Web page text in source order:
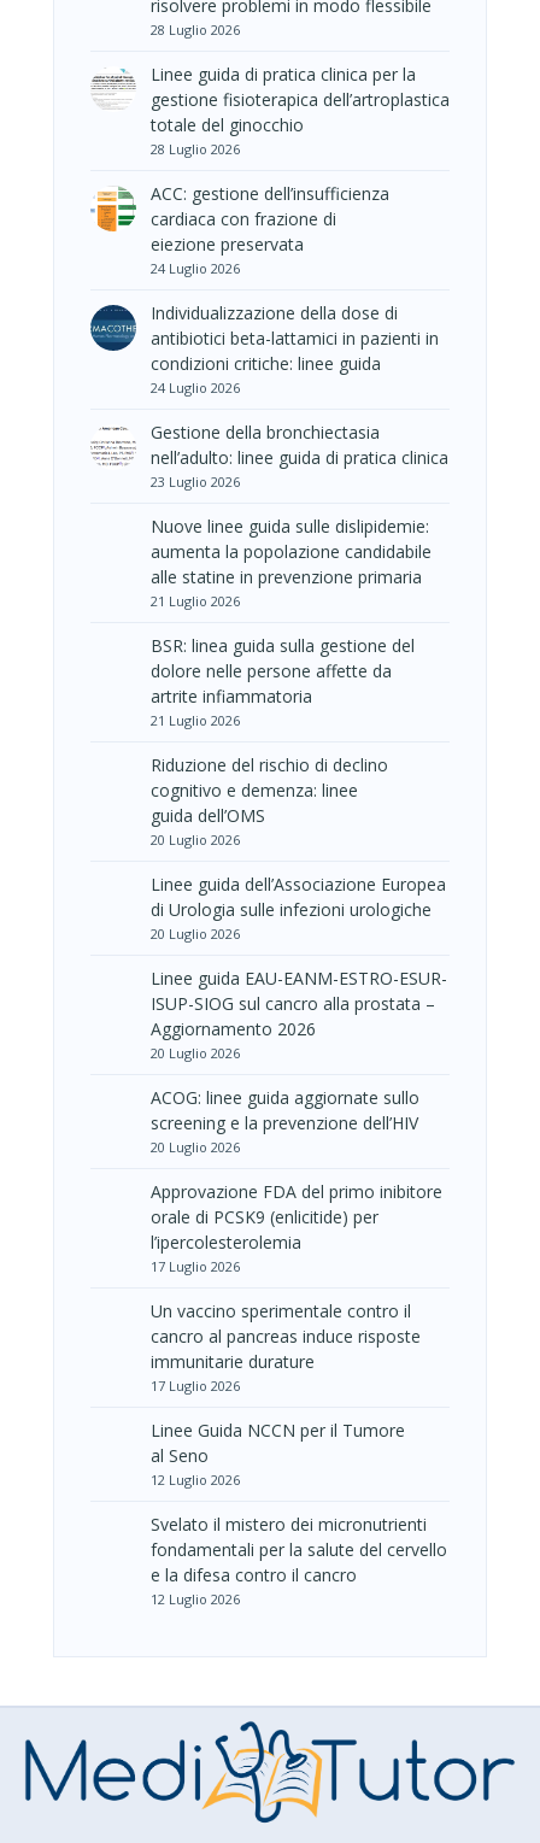
risolvere problemi in modo flessibile
28 Luglio 2026
Linee guida di pratica clinica per la
gestione fisioterapica dell’artroplastica
totale del ginocchio
28 Luglio 2026
ACC: gestione dell’insufficienza
cardiaca con frazione di
eiezione preservata
24 Luglio 2026
Individualizzazione della dose di
antibiotici beta-lattamici in pazienti in
condizioni critiche: linee guida
24 Luglio 2026
Gestione della bronchiectasia
nell’adulto: linee guida di pratica clinica
23 Luglio 2026
Nuove linee guida sulle dislipidemie:
aumenta la popolazione candidabile
alle statine in prevenzione primaria
21 Luglio 2026
BSR: linea guida sulla gestione del
dolore nelle persone affette da
artrite infiammatoria
21 Luglio 2026
Riduzione del rischio di declino
cognitivo e demenza: linee
guida dell’OMS
20 Luglio 2026
Linee guida dell’Associazione Europea
di Urologia sulle infezioni urologiche
20 Luglio 2026
Linee guida EAU-EANM-ESTRO-ESUR-
ISUP-SIOG sul cancro alla prostata –
Aggiornamento 2026
20 Luglio 2026
ACOG: linee guida aggiornate sullo
screening e la prevenzione dell’HIV
20 Luglio 2026
Approvazione FDA del primo inibitore
orale di PCSK9 (enlicitide) per
l’ipercolesterolemia
17 Luglio 2026
Un vaccino sperimentale contro il
cancro al pancreas induce risposte
immunitarie durature
17 Luglio 2026
Linee Guida NCCN per il Tumore
al Seno
12 Luglio 2026
Svelato il mistero dei micronutrienti
fondamentali per la salute del cervello
e la difesa contro il cancro
12 Luglio 2026